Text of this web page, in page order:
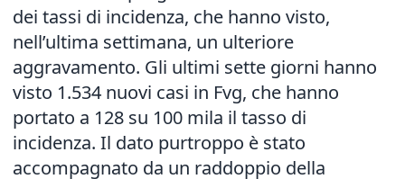
dei tassi di incidenza, che hanno visto,
nell’ultima settimana, un ulteriore
aggravamento. Gli ultimi sette giorni hanno
visto 1.534 nuovi casi in Fvg, che hanno
portato a 128 su 100 mila il tasso di
incidenza. Il dato purtroppo è stato
accompagnato da un raddoppio della